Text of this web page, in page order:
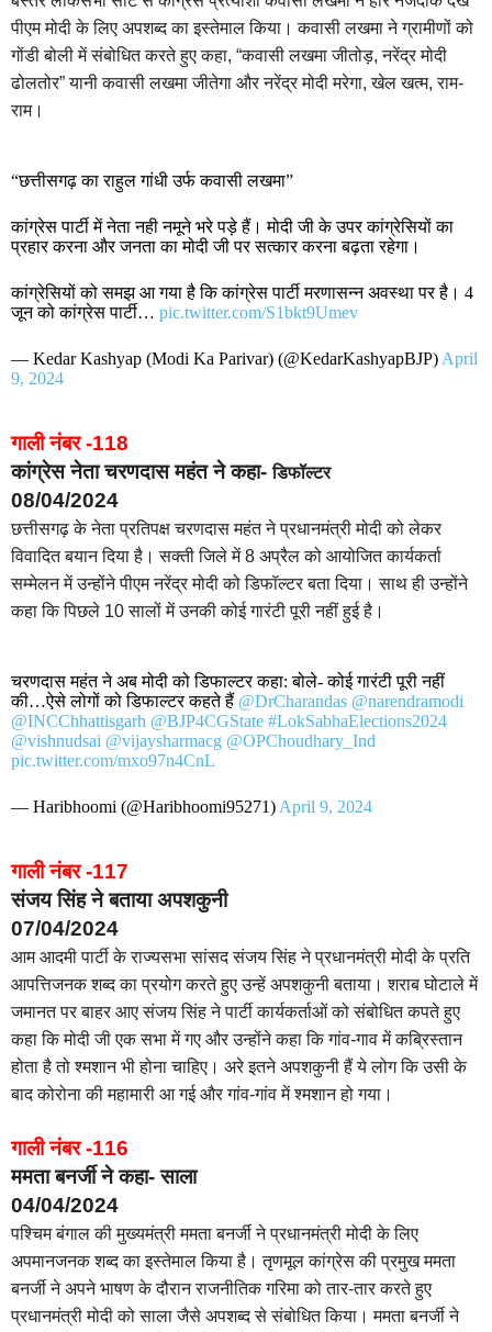
पीएम मोदी के लिए अपशब्द का इस्तेमाल किया। कवासी लखमा ने ग्रामीणों को
गोंडी बोली में संबोधित करते हुए कहा, “कवासी लखमा जीतोड़, नरेंद्र मोदी
ढोलतोर” यानी कवासी लखमा जीतेगा और नरेंद्र मोदी मरेगा, खेल खत्म, राम-
राम।
“छत्तीसगढ़ का राहुल गांधी उर्फ कवासी लखमा”
कांग्रेस पार्टी में नेता नही नमूने भरे पड़े हैं। मोदी जी के उपर कांग्रेसियों का
प्रहार करना और जनता का मोदी जी पर सत्कार करना बढ़ता रहेगा।
कांग्रेसियों को समझ आ गया है कि कांग्रेस पार्टी मरणासन्न अवस्था पर है। 4
जून को कांग्रेस पार्टी… pic.twitter.com/S1bkt9Umev
— Kedar Kashyap (Modi Ka Parivar) (@KedarKashyapBJP) April
9, 2024
गाली नंबर -118
कांग्रेस नेता चरणदास महंत ने कहा-डिफॉल्टर
08/04/2024
छत्तीसगढ़ के नेता प्रतिपक्ष चरणदास महंत ने प्रधानमंत्री मोदी को लेकर
विवादित बयान दिया है। सक्ती जिले में 8 अप्रैल को आयोजित कार्यकर्ता
सम्मेलन में उन्होंने पीएम नरेंद्र मोदी को डिफॉल्टर बता दिया। साथ ही उन्होंने
कहा कि पिछले 10 सालों में उनकी कोई गारंटी पूरी नहीं हुई है।
चरणदास महंत ने अब मोदी को डिफाल्टर कहा: बोले- कोई गारंटी पूरी नहीं
की…ऐसे लोगों को डिफाल्टर कहते हैं @DrCharandas @narendramodi
@INCChhattisgarh @BJP4CGState #LokSabhaElections2024
@vishnudsai @vijaysharmacg @OPChoudhary_Ind
pic.twitter.com/mxo97n4CnL
— Haribhoomi (@Haribhoomi95271) April 9, 2024
गाली नंबर -117
संजय सिंह ने बताया अपशकुनी
07/04/2024
आम आदमी पार्टी के राज्यसभा सांसद संजय सिंह ने प्रधानमंत्री मोदी के प्रति
आपत्तिजनक शब्द का प्रयोग करते हुए उन्हें अपशकुनी बताया। शराब घोटाले में
जमानत पर बाहर आए संजय सिंह ने पार्टी कार्यकर्ताओं को संबोधित कपते हुए
कहा कि मोदी जी एक सभा में गए और उन्होंने कहा कि गांव-गाव में कब्रिस्तान
होता है तो श्मशान भी होना चाहिए। अरे इतने अपशकुनी हैं ये लोग कि उसी के
बाद कोरोना की महामारी आ गई और गांव-गांव में श्मशान हो गया।
गाली नंबर -116
ममता बनर्जी ने कहा- साला
04/04/2024
पश्चिम बंगाल की मुख्यमंत्री ममता बनर्जी ने प्रधानमंत्री मोदी के लिए
अपमानजनक शब्द का इस्तेमाल किया है। तृणमूल कांग्रेस की प्रमुख ममता
बनर्जी ने अपने भाषण के दौरान राजनीतिक गरिमा को तार-तार करते हुए
प्रधानमंत्री मोदी को साला जैसे अपशब्द से संबोधित किया। ममता बनर्जी ने